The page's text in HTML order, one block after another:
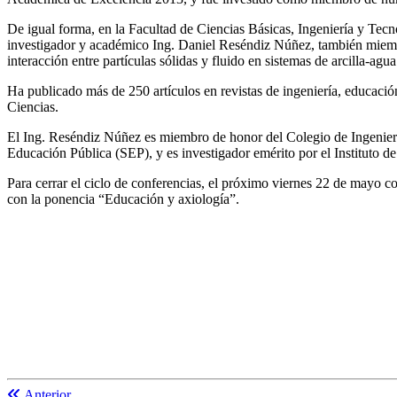
De igual forma, en la Facultad de Ciencias Básicas, Ingeniería y
investigador y académico Ing. Daniel Reséndiz Núñez, también
interacción entre partículas sólidas y fluido en sistemas de arcilla-
Ha publicado más de 250 artículos en revistas de ingeniería,
Ciencias.
El Ing. Reséndiz Núñez es miembro de honor del Colegio de
Educación Pública (SEP), y es investigador emérito por el Instituto
Para cerrar el ciclo de conferencias, el próximo viernes 22 de mayo
con la ponencia “Educación y axiología”.